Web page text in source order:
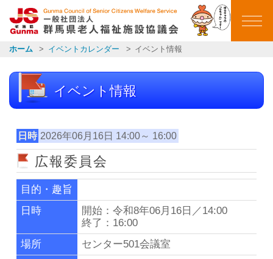
群馬県老人福祉施設
ホーム イベントカレンダー イベント情報
イベント情報
日時 2026年06月16日 14:00～ 16:00
広報委員会
目的・趣旨
日時
開始：令和8年06月16日／14:00
終了：16:00
場所
センター501会議室
ごあいさつ
会員施設一覧
イベントカレンダー
イベント報告
お知らせ一覧